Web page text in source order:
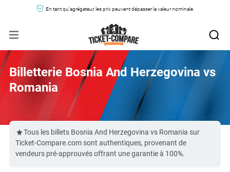
En tant qu'agrégateur, les prix peuvent dépasser la valeur nominale.
Billetterie Bosnia And Herzegovina vs
Romania
Tous les billets Bosnia And Herzegovina vs Romania sur
Ticket-Compare.com sont authentiques, provenant de
vendeurs pré-approuvés offrant une garantie à 100%.